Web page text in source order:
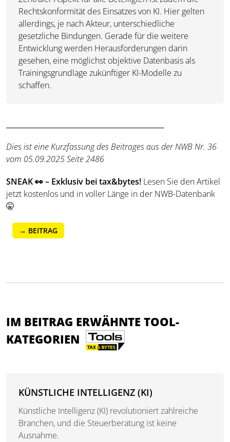
Rechtskonformität des Einsatzes von KI. Hier gelten
allerdings, je nach Akteur, unterschiedliche
gesetzliche Bindungen. Gerade für die weitere
Entwicklung werden Herausforderungen darin
gesehen, eine möglichst objektive Datenbasis als
Trainingsgrundlage zukünftiger KI-Modelle zu
schaffen.
Dies ist eine Kurzfassung des Beitrages aus der NWB Nr. 36
vom 05.09.2025 Seite 2486
SNEAK👀– Exklusiv bei tax&bytes! Lesen Sie den Artikel
jetzt kostenlos und in voller Länge in der NWB-Datenbank
🤫
→ BEITRAG
IM BEITRAG ERWÄHNTE TOOL-
KATEGORIEN
KÜNSTLICHE INTELLIGENZ (KI)
Künstliche Intelligenz (KI) revolutioniert zahlreiche
Branchen, und die Steuerberatung ist keine
Ausnahme.